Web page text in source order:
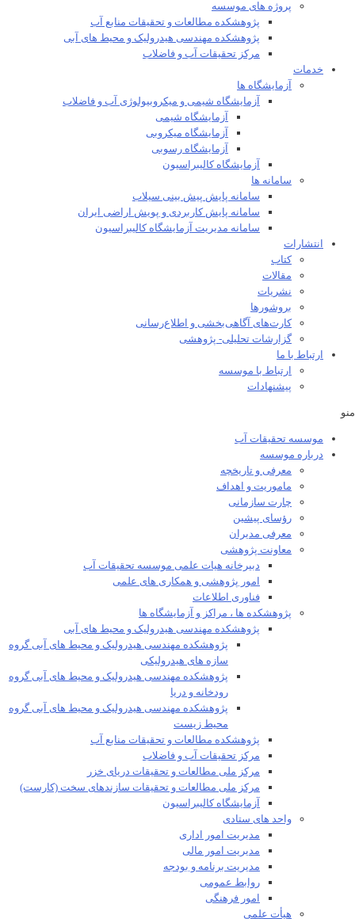
پروژه های موسسه
پژوهشکده مطالعات و تحقيقات منابع آب
پژوهشکده مهندسی هیدرولیک و محیط های آبی
مرکز تحقیقات آب و فاضلاب
خدمات
آزمایشگاه ها
آزمایشگاه شیمی و میکروبیولوژی آب و فاضلاب
آزمایشگاه شیمی
آزمایشگاه میکروبی
آزمایشگاه رسوبی
آزمایشگاه کالیبراسیون
سامانه ها
سامانه پایش پیش بینی سیلاب
سامانه پایش کاربردی و پویش اراضی ایران
سامانه مدیریت آزمایشگاه کالیبراسیون
انتشارات
کتاب
مقالات
نشریات
بروشورها
کارت‌های آگاهی‌بخشی و اطلاع‌رسانی
گزارشات تحلیلی- پژوهشی
ارتباط با ما
ارتباط با موسسه
پیشنهادات
منو
موسسه تحقیقات آب
درباره موسسه
معرفی و تاریخچه
ماموریت و اهداف
چارت سازمانی
رؤسای پیشین
معرفی مدیران
معاونت پژوهشی
دبیرخانه هیات علمی موسسه تحقیقات آب
امور پژوهشی و همکاری های علمی
فناوری اطلاعات
پژوهشکده ها ، مراکز و آزمایشگاه ها
پژوهشکده مهندسی هیدرولیک و محیط های آبی
پژوهشکده مهندسی هیدرولیک و محیط های آبی گروه
سازه های هیدرولیکی
پژوهشکده مهندسی هیدرولیک و محیط های آبی گروه
رودخانه و دریا
پژوهشکده مهندسی هیدرولیک و محیط های آبی گروه
محیط زیست
پژوهشکده مطالعات و تحقیقات منابع آب
مرکز تحقیقات آب و فاضلاب
مرکز ملی مطالعات و تحقیقات دریای خزر
مرکز ملی مطالعات و تحقیقات سازندهای سخت (کارست)
آزمایشگاه کالیبراسیون
واحد های ستادی
مدیریت امور اداری
مدیریت امور مالی
مدیریت برنامه و بودجه
روابط عمومی
امور فرهنگی
هیأت علمی​